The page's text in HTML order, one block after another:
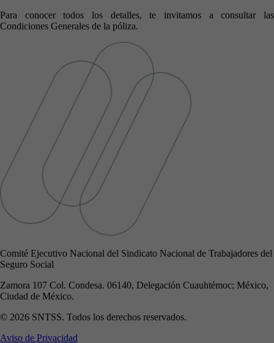
Para conocer todos los detalles, te invitamos a consultar las
Condiciones Generales de la póliza.
Comité Ejecutivo Nacional del Sindicato Nacional de Trabajadores del
Seguro Social
Zamora 107 Col. Condesa. 06140, Delegación Cuauhtémoc; México,
Ciudad de México.
© 2026 SNTSS. Todos los derechos reservados.
Aviso de Privacidad